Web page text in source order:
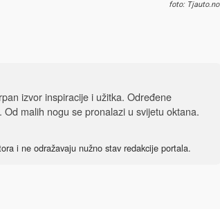
foto: Tjauto.no
izvor inspiracije i užitka. Određene
malih nogu se pronalazi u svijetu oktana.
i ne odražavaju nužno stav redakcije portala.